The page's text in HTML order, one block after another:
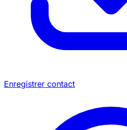
Enregistrer contact